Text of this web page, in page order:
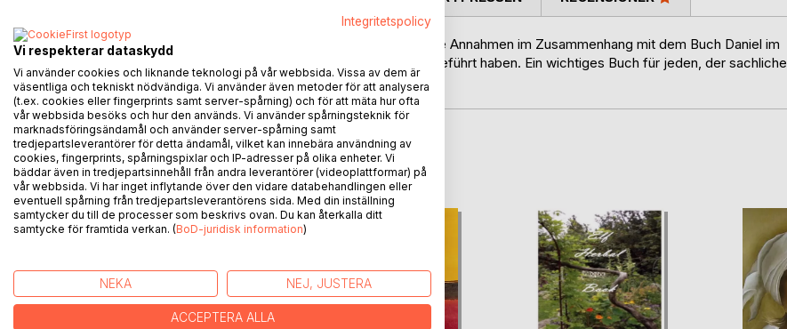
Dieses Buch legt dar, wie einige von Menschen gemachte Annahmen im Zusammenhang mit dem Buch Daniel im
Alten Testament zu dem Aufkommen des Adventismus geführt haben. Ein wichtiges Buch für jeden, der sachliche
Information über dieses Gebiet sucht.
ANDRA TITLAR HOSBoD
Integritetspolicy
Vi respekterar dataskydd
Vi använder cookies och liknande teknologi på vår webbsida. Vissa av dem är
väsentliga och tekniskt nödvändiga. Vi använder även metoder för att analysera
(t.ex. cookies eller fingerprints samt server-spårning) och för att mäta hur ofta
vår webbsida besöks och hur den används. Vi använder spårningsteknik för
marknadsföringsändamål och använder server-spårning samt
tredjepartsleverantörer för detta ändamål, vilket kan innebära användning av
cookies, fingerprints, spårningspixlar och IP-adresser på olika enheter. Vi
bäddar även in tredjepartsinnehåll från andra leverantörer (videoplattformar) på
vår webbsida. Vi har inget inflytande över den vidare databehandlingen eller
eventuell spårning från tredjepartsleverantörens sida. Med din inställning
samtycker du till de processer som beskrivs ovan. Du kan återkalla ditt
samtycke för framtida verkan. (BoD-juridisk information)
NEKA NEJ, JUSTERA
ACCEPTERA ALLA